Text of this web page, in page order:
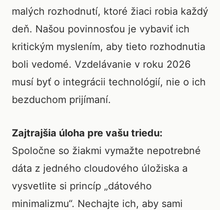
malých rozhodnutí, ktoré žiaci robia každý
deň. Našou povinnosťou je vybaviť ich
kritickým myslením, aby tieto rozhodnutia
boli vedomé. Vzdelávanie v roku 2026
musí byť o integrácii technológií, nie o ich
bezduchom prijímaní.
Zajtrajšia úloha pre vašu triedu:
Spoločne so žiakmi vymažte nepotrebné
dáta z jedného cloudového úložiska a
vysvetlite si princíp „dátového
minimalizmu“. Nechajte ich, aby sami